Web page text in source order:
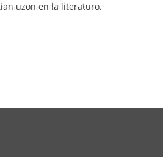
uzon en la literaturo.